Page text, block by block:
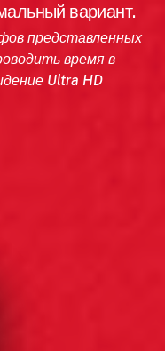
вариант.
представленных
время в
Ultra HD